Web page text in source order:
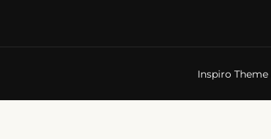
Inspiro Theme